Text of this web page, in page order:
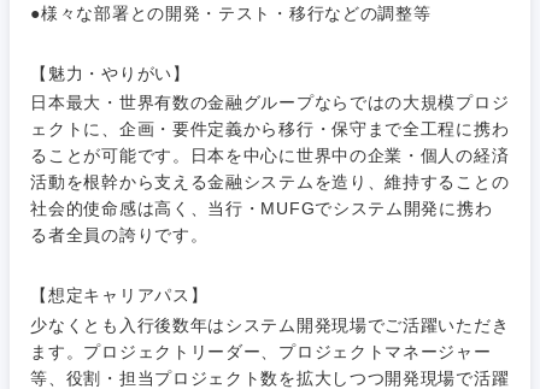
●様々な部署との開発・テスト・移行などの調整等
【魅力・やりがい】
日本最大・世界有数の金融グループならではの大規模プロジ
ェクトに、企画・要件定義から移行・保守まで全工程に携わ
ることが可能です。日本を中心に世界中の企業・個人の経済
活動を根幹から支える金融システムを造り、維持することの
社会的使命感は高く、当行・MUFGでシステム開発に携わ
る者全員の誇りです。
【想定キャリアパス】
少なくとも入行後数年はシステム開発現場でご活躍いただき
ます。プロジェクトリーダー、プロジェクトマネージャー
等、役割・担当プロジェクト数を拡大しつつ開発現場で活躍
マーケテ
ィング
営業
クリエイ
ティブ
経営企画
政策渉外
営業
サービス
クリエイティブ
コンサルタント
専門職
食品・化粧品・アパレル・消費財
メディカル・ヘルスケア・ライフサイエンス
建設・不動産
福島県
こだわり条件を入力ください
急募 第二新卒
外資系企業 英語を活かす